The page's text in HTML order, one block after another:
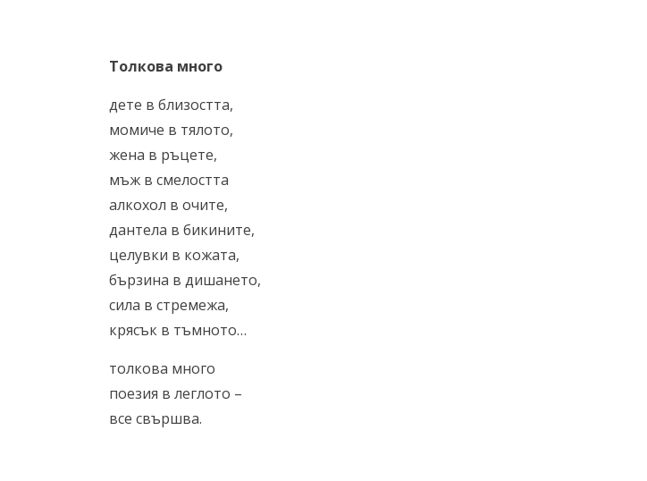
Толкова много
дете в близостта,
момиче в тялото,
жена в ръцете,
мъж в смелостта
алкохол в очите,
дантела в бикините,
целувки в кожата,
бързина в дишането,
сила в стремежа,
крясък в тъмното…
толкова много
поезия в леглото –
все свършва.